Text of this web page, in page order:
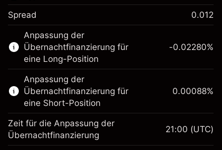
Dieser Finanzmarkt steht für das CFD-
Trading zur Verfügung.
Erfahren Sie mehr über:
CFDs
Spread 0.012
Anpassung der
Übernachtfinanzierung für
eine Long-Position
Margin. Ihre Investition
A$1,000.00
-0.02280%
Anpassung der
Übernachtfinanzierung für
eine Short-Position
0.00088%
Zeit für die Anpassung der
Übernachtfinanzierung
21:00 (UTC)